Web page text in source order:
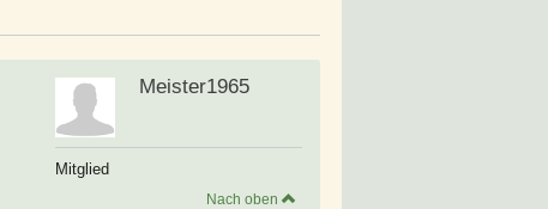
Meister1965
Mitglied
Nach oben